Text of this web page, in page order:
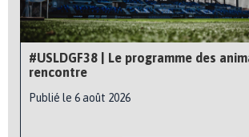
#USLDGF38 | Le programme des
rencontre
Publié le 6 août 2026